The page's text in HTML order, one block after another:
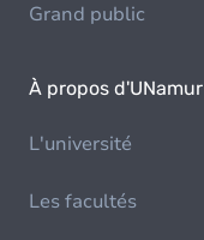
Grand public
À propos d'UNamur
L'université
Les facultés